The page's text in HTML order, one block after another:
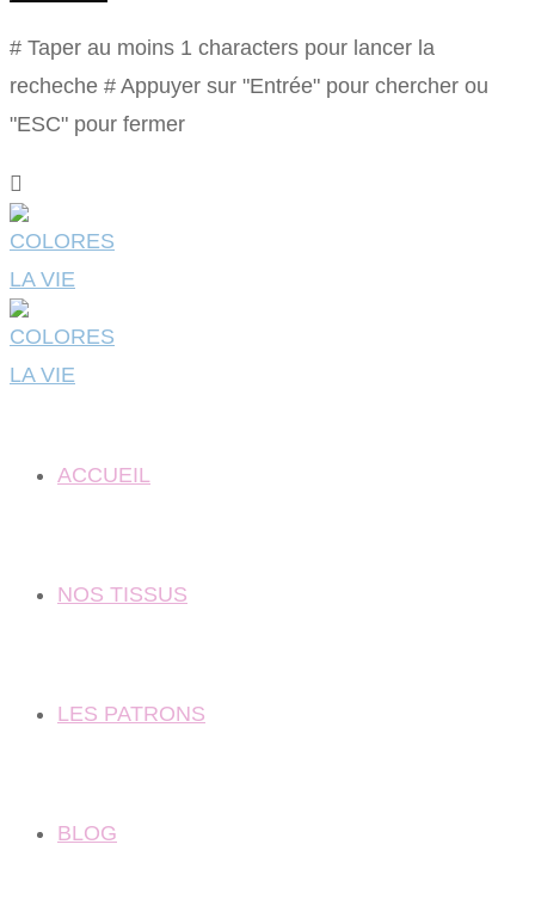
# Taper au moins 1 characters pour lancer la
recheche # Appuyer sur "Entrée" pour chercher ou
"ESC" pour fermer
ACCUEIL
NOS TISSUS
LES PATRONS
BLOG